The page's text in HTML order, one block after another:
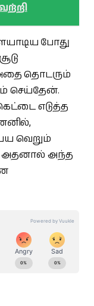
போது
தொடரும்
செய்தேன்.
எடுத்த
வெறும்
அதனால் அந்த